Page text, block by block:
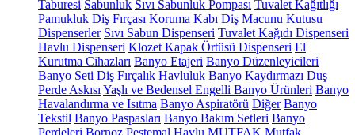
Taburesi Sabunluk Sıvı Sabunluk Pompası Tuvalet Kağıtlığı
Pamukluk Diş Fırçası Koruma Kabı Diş Macunu Kutusu
Dispenserler Sıvı Sabun Dispenseri Tuvalet Kağıdı Dispenseri
Havlu Dispenseri Klozet Kapak Örtüsü Dispenseri El
Kurutma Cihazları Banyo Etajeri Banyo Düzenleyicileri
Banyo Seti Diş Fırçalık Havluluk Banyo Kaydırmazı Duş
Perde Askısı Yaşlı ve Bedensel Engelli Banyo Ürünleri Banyo
Havalandırma ve Isıtma Banyo Aspiratörü Diğer Banyo
Tekstil Banyo Paspasları Banyo Bakım Setleri Banyo
Perdeleri Bornoz Peştemal Havlu MUTFAK Mutfak